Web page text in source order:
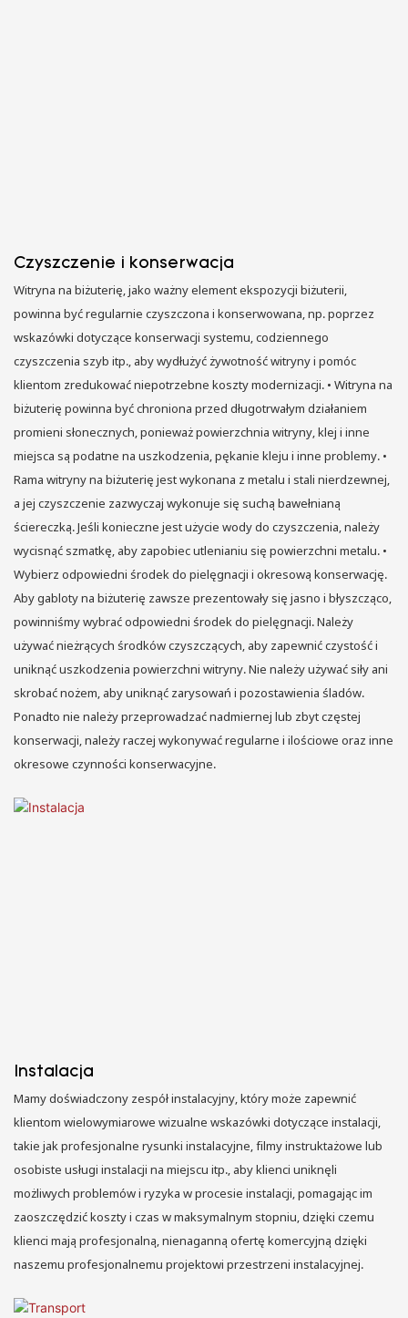
Czyszczenie i konserwacja
Witryna na biżuterię, jako ważny element ekspozycji biżuterii,
powinna być regularnie czyszczona i konserwowana, np. poprzez
wskazówki dotyczące konserwacji systemu, codziennego
czyszczenia szyb itp., aby wydłużyć żywotność witryny i pomóc
klientom zredukować niepotrzebne koszty modernizacji. • Witryna na
biżuterię powinna być chroniona przed długotrwałym działaniem
promieni słonecznych, ponieważ powierzchnia witryny, klej i inne
miejsca są podatne na uszkodzenia, pękanie kleju i inne problemy. •
Rama witryny na biżuterię jest wykonana z metalu i stali nierdzewnej,
a jej czyszczenie zazwyczaj wykonuje się suchą bawełnianą
ściereczką. Jeśli konieczne jest użycie wody do czyszczenia, należy
wycisnąć szmatkę, aby zapobiec utlenianiu się powierzchni metalu. •
Wybierz odpowiedni środek do pielęgnacji i okresową konserwację.
Aby gabloty na biżuterię zawsze prezentowały się jasno i błyszcząco,
powinniśmy wybrać odpowiedni środek do pielęgnacji. Należy
używać nieżrących środków czyszczących, aby zapewnić czystość i
uniknąć uszkodzenia powierzchni witryny. Nie należy używać siły ani
skrobać nożem, aby uniknąć zarysowań i pozostawienia śladów.
Ponadto nie należy przeprowadzać nadmiernej lub zbyt częstej
konserwacji, należy raczej wykonywać regularne i ilościowe oraz inne
okresowe czynności konserwacyjne.
Instalacja
Mamy doświadczony zespół instalacyjny, który może zapewnić
klientom wielowymiarowe wizualne wskazówki dotyczące instalacji,
takie jak profesjonalne rysunki instalacyjne, filmy instruktażowe lub
osobiste usługi instalacji na miejscu itp., aby klienci uniknęli
możliwych problemów i ryzyka w procesie instalacji, pomagając im
zaoszczędzić koszty i czas w maksymalnym stopniu, dzięki czemu
klienci mają profesjonalną, nienaganną ofertę komercyjną dzięki
naszemu profesjonalnemu projektowi przestrzeni instalacyjnej.